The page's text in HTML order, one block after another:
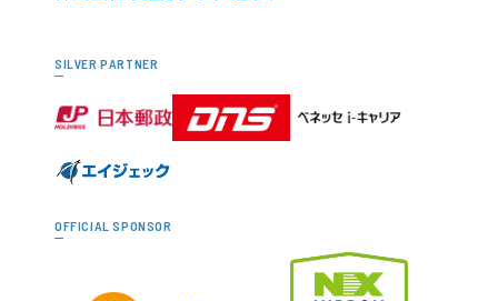
SILVER PARTNER
OFFICIAL SPONSOR